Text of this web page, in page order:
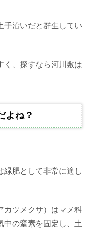
手沿いだと群生してい
く、探すなら河川敷は
よね？
緑肥として非常に適し
カツメクサ）はマメ科
中の窒素を固定し、土